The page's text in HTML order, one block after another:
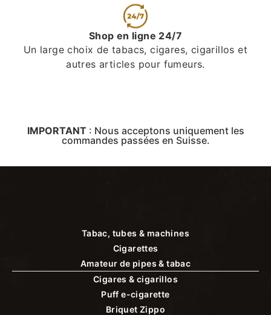
Shop en ligne 24/7
Un large choix de tabacs, cigares, cigarillos et
autres articles pour fumeurs.
IMPORTANT : Nous acceptons uniquement les
commandes passées en Suisse.
Tabac, tubes & machines
Cigarettes
Amateur de pipes & tabac
Cigares & cigarillos
Puff e-cigarette
Briquet Zippo